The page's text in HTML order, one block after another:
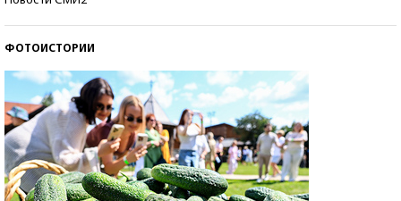
ФОТОИСТОРИИ